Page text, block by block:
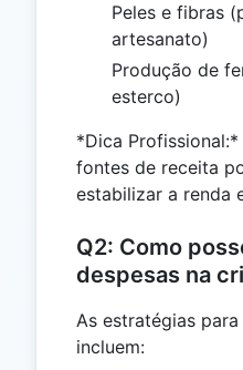
Peles e fibras
artesanato)
Produção de
esterco)
*Dica
fontes de receita
estabilizar a renda
Q2: Como
despesas na
As estratégias
incluem: